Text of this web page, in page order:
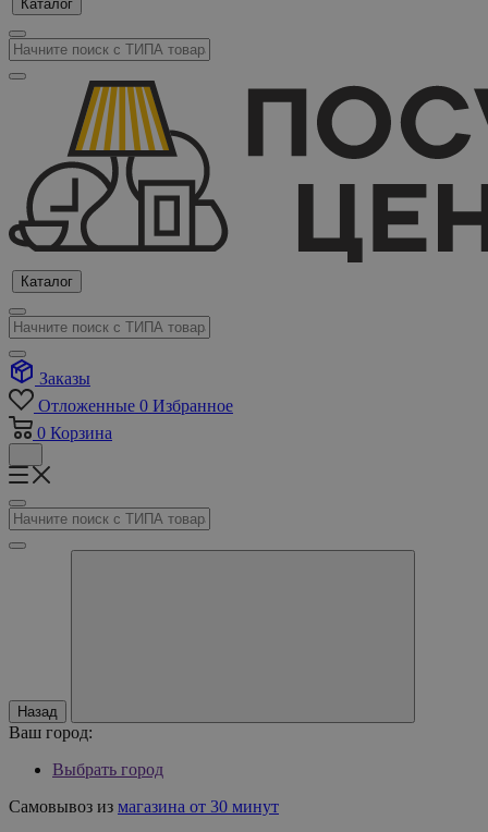
Каталог
Каталог
Заказы
Отложенные 0 Избранное
0 Корзина
Назад
Ваш город:
Выбрать город
Самовывоз из магазина от 30 минут